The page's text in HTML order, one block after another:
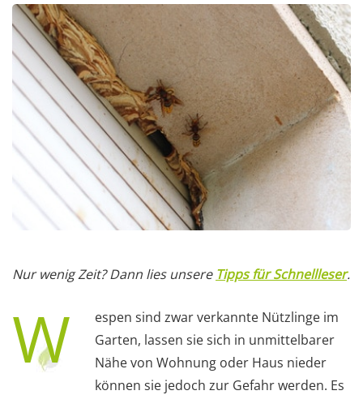
Nur wenig Zeit? Dann lies unsere Tipps für Schnellleser.
W
espen sind zwar verkannte Nützlinge im
Garten, lassen sie sich in unmittelbarer
Nähe von Wohnung oder Haus nieder
können sie jedoch zur Gefahr werden. Es